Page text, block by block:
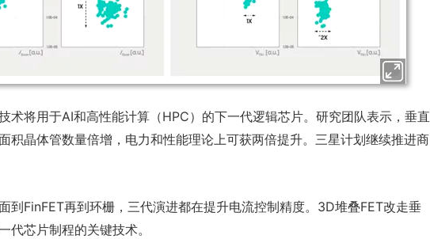
术将用于AI和高性能计算（HPC）的下一代逻辑芯片。研究团队表示，垂直
积晶体管数量倍增，电力和性能理论上可获两倍提升。三星计划继续推进商
到FinFET再到环栅，三代演进都在提升电流控制精度。3D堆叠FET改走垂
代芯片制程的关键技术。